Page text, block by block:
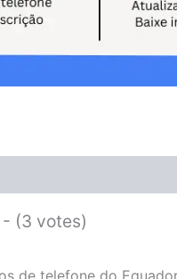
(3 votes)